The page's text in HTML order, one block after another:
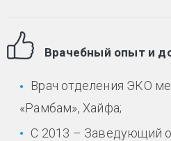
Врачебный опыт и
Врач отделения ЭКО
«Рамбам», Хайфа;
С 2013 – Заведующий